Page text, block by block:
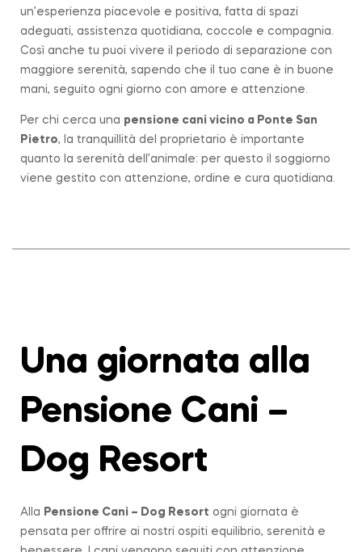
un’esperienza piacevole e positiva, fatta di spazi
adeguati, assistenza quotidiana, coccole e compagnia.
Così anche tu puoi vivere il periodo di separazione con
maggiore serenità, sapendo che il tuo cane è in buone
mani, seguito ogni giorno con amore e attenzione.
Per chi cerca una pensione cani vicino a Ponte San
Pietro, la tranquillità del proprietario è importante
quanto la serenità dell’animale: per questo il soggiorno
viene gestito con attenzione, ordine e cura quotidiana.
Una giornata alla
Pensione Cani –
Dog Resort
Alla Pensione Cani – Dog Resort ogni giornata è
pensata per offrire ai nostri ospiti equilibrio, serenità e